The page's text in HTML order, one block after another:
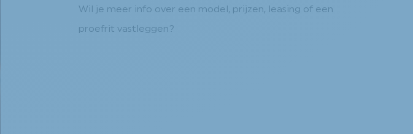
Wil je meer info over een model, prijzen, leasing of een
proefrit vastleggen?